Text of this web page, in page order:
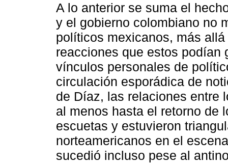
A lo anterior se suma el
y el gobierno colombiano no
políticos mexicanos, más
reacciones que estos podían
vínculos personales de
circulación esporádica de
de Díaz, las relaciones entre
al menos hasta el retorno de
escuetas y estuvieron
norteamericanos en el
sucedió incluso pese al